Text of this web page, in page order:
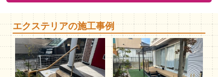
エクステリアの施工事例